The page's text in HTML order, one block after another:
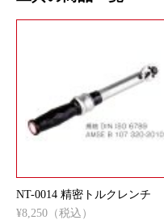
NT-0014 精密トルクレンチ
¥8,250（税込）